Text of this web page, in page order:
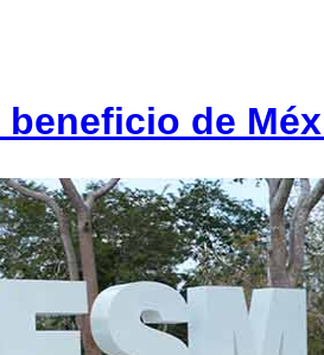
beneficio de